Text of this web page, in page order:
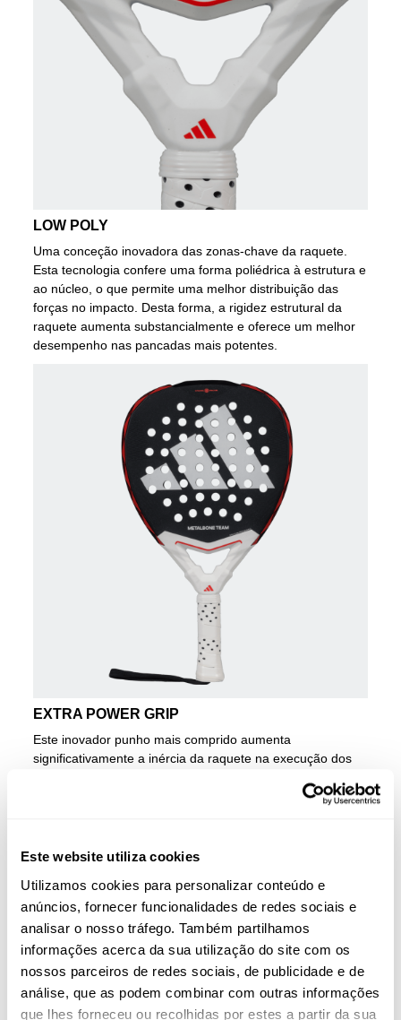
Este website utiliza cookies
Utilizamos cookies para personalizar conteúdo e
anúncios, fornecer funcionalidades de redes sociais e
analisar o nosso tráfego. Também partilhamos
informações acerca da sua utilização do site com os
nossos parceiros de redes sociais, de publicidade e de
análise, que as podem combinar com outras informações
que lhes forneceu ou recolhidas por estes a partir da sua
LOW POLY
Uma conceção inovadora das zonas-chave da raquete.
Esta tecnologia confere uma forma poliédrica à estrutura e
ao núcleo, o que permite uma melhor distribuição das
forças no impacto. Desta forma, a rigidez estrutural da
raquete aumenta substancialmente e oferece um melhor
desempenho nas pancadas mais potentes.
EXTRA POWER GRIP
Este inovador punho mais comprido aumenta
significativamente a inércia da raquete na execução dos
longa do que o habitual entre a parte inferior do punho e a
RAQUETE ADIDAS METALBONE
TEAM 3.4
A Metalbone Team 3.4 combina um pacote de
desempenho abrangente com um foco especial no jogo
ofensivo. É precisamente no lado ofensivo que se destaca
graças a duas novas tecnologias Metalbone na coleção
2025. O punhoPower Extra Grip aumenta a inércia dos
golpes e o design
Low Poly do quadro e do núcleo